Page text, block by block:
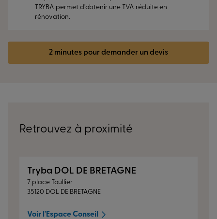
TRYBA permet d’obtenir une TVA réduite en
rénovation.
2 minutes pour demander un devis
Retrouvez à proximité
Tryba DOL DE BRETAGNE
7 place Toullier
35120 DOL DE BRETAGNE
Voir l'Espace Conseil